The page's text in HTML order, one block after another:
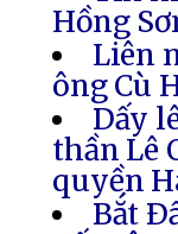
Hồng
Liên
ông Cù
Dấy
thần Lê
quyền
Bắt